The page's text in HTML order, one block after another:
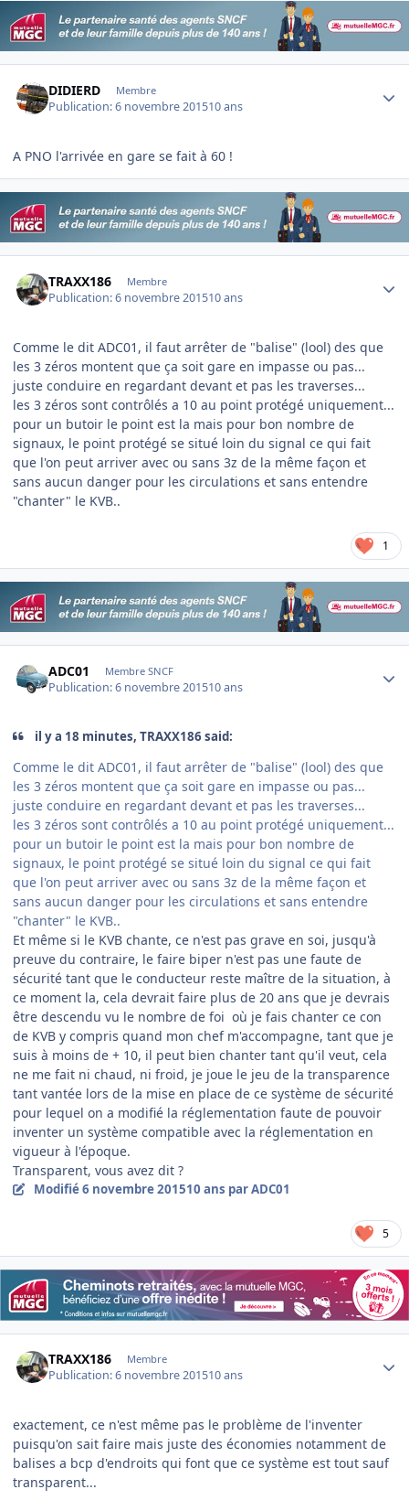
DIDIERD Membre
Publication:6 novembre 201510 ans
A PNO l'arrivée en gare se fait à 60 !
TRAXX186 Membre
Publication:6 novembre 201510 ans
Comme le dit ADC01, il faut arrêter de "balise" (lool) des que
les 3 zéros montent que ça soit gare en impasse ou pas...
juste conduire en regardant devant et pas les traverses...
les 3 zéros sont contrôlés a 10 au point protégé uniquement...
pour un butoir le point est la mais pour bon nombre de
signaux, le point protégé se situé loin du signal ce qui fait
que l'on peut arriver avec ou sans 3z de la même façon et
sans aucun danger pour les circulations et sans entendre
"chanter" le KVB..
1
ADC01 Membre SNCF
Publication:6 novembre 201510 ans
il y a 18 minutes, TRAXX186 said:
Comme le dit ADC01, il faut arrêter de "balise" (lool) des que
les 3 zéros montent que ça soit gare en impasse ou pas...
juste conduire en regardant devant et pas les traverses...
les 3 zéros sont contrôlés a 10 au point protégé uniquement...
pour un butoir le point est la mais pour bon nombre de
signaux, le point protégé se situé loin du signal ce qui fait
que l'on peut arriver avec ou sans 3z de la même façon et
sans aucun danger pour les circulations et sans entendre
"chanter" le KVB..
Et même si le KVB chante, ce n'est pas grave en soi, jusqu'à
preuve du contraire, le faire biper n'est pas une faute de
sécurité tant que le conducteur reste maître de la situation, à
ce moment la, cela devrait faire plus de 20 ans que je devrais
être descendu vu le nombre de foi où je fais chanter ce con
de KVB y compris quand mon chef m'accompagne, tant que je
suis à moins de + 10, il peut bien chanter tant qu'il veut, cela
ne me fait ni chaud, ni froid, je joue le jeu de la transparence
tant vantée lors de la mise en place de ce système de sécurité
pour lequel on a modifié la réglementation faute de pouvoir
inventer un système compatible avec la réglementation en
vigueur à l'époque.
Transparent, vous avez dit ?
Modifié6 novembre 201510 ans par ADC01
5
TRAXX186 Membre
Publication:6 novembre 201510 ans
exactement, ce n'est même pas le problème de l'inventer
puisqu'on sait faire mais juste des économies notamment de
balises a bcp d'endroits qui font que ce système est tout sauf
transparent...